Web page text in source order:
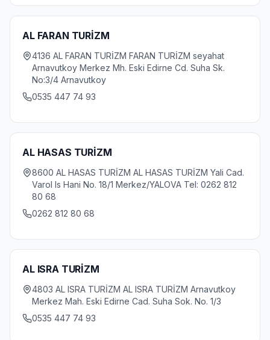
AL FARAN TURİZM
4136 AL FARAN TURİZM FARAN TURİZM seyahat
Arnavutkoy Merkez Mh. Eski Edirne Cd. Suha Sk.
No:3/4 Arnavutkoy
0535 447 74 93
AL HASAS TURİZM
8600 AL HASAS TURİZM AL HASAS TURİZM Yali Cad.
Varol Is Hani No. 18/1 Merkez/YALOVA Tel: 0262 812
80 68
0262 812 80 68
AL ISRA TURİZM
4803 AL ISRA TURİZM AL ISRA TURİZM Arnavutkoy
Merkez Mah. Eski Edirne Cad. Suha Sok. No. 1/3
0535 447 74 93